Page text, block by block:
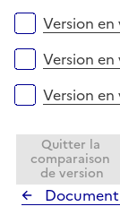
eVersion
Version
Version
Quitter la
comparaison
de version